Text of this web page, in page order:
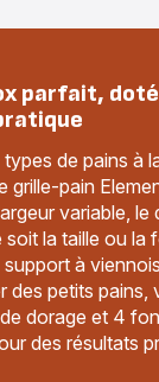
parfait,
types de pains à
grille-pain
variable, le
la taille ou la
à
des petits pains,
dorage et 4
des résultats